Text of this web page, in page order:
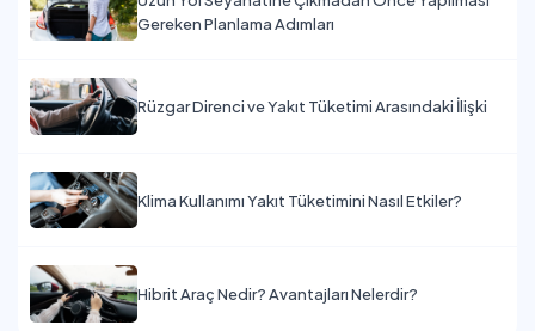
Gereken Planlama Adımları
Rüzgar Direnci ve Yakıt Tüketimi Arasındaki İlişki
Klima Kullanımı Yakıt Tüketimini Nasıl Etkiler?
Hibrit Araç Nedir? Avantajları Nelerdir?